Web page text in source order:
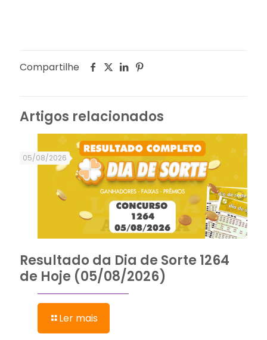
Compartilhe
Artigos relacionados
05/08/2026
Resultado da Dia de Sorte 1264
de Hoje (05/08/2026)
Ler mais